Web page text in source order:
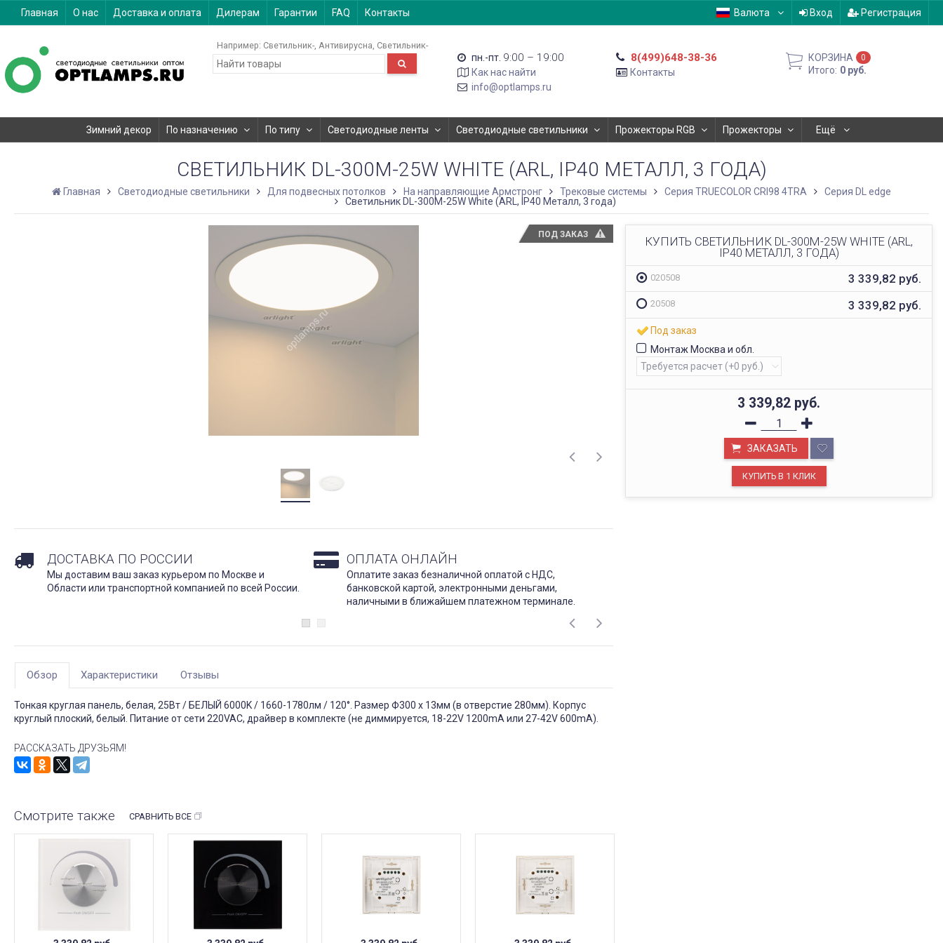
Главная О нас Доставка и оплата Дилерам Гарантии FAQ Контакты Валюта Вход Регистрация
Например: Светильник- Антивирусна Светильник-
пн.-пт. 9:00 – 19:00
Как нас найти
info@optlamps.ru
8(499)648-38-36
Контакты
КОРЗИНА 0
Итого: 0 руб.
Зимний декор По назначению По типу Светодиодные ленты Светодиодные светильники Прожекторы RGB Прожекторы Ещё
СВЕТИЛЬНИК DL-300M-25W WHITE (ARL, IP40 МЕТАЛЛ, 3 ГОДА)
Главная Светодиодные светильники Для подвесных потолков На направляющие Армстронг Трековые системы Серия TRUECOLOR CRI98 4TRA
Серия DL edge
Светильник DL-300M-25W White (ARL, IP40 Металл, 3 года)
ПОД ЗАКАЗ
КУПИТЬ СВЕТИЛЬНИК DL-300M-25W WHITE (ARL,
IP40 МЕТАЛЛ, 3 ГОДА)
020508 3 339,82 руб.
20508 3 339,82 руб.
Под заказ
Монтаж Москва и обл.
3 339,82 руб.
ЗАКАЗАТЬ
ДОСТАВКА ПО РОССИИ
Мы доставим ваш заказ курьером по Москве и
Области или транспортной компанией по всей России.
ОПЛАТА ОНЛАЙН
Оплатите заказ безналичной оплатой с НДС,
банковской картой, электронными деньгами,
наличными в ближайшем платежном терминале.
Обзор Характеристики Отзывы
Тонкая круглая панель, белая, 25Вт / БЕЛЫЙ 6000K / 1660-1780лм / 120°. Размер Ф300 x 13мм (в отверстие 280мм). Корпус
круглый плоский, белый. Питание от сети 220VAC, драйвер в комплекте (не диммируется, 18-22V 1200mA или 27-42V 600mA).
РАССКАЗАТЬ ДРУЗЬЯМ!
Смотрите также СРАВНИТЬ ВСЕ